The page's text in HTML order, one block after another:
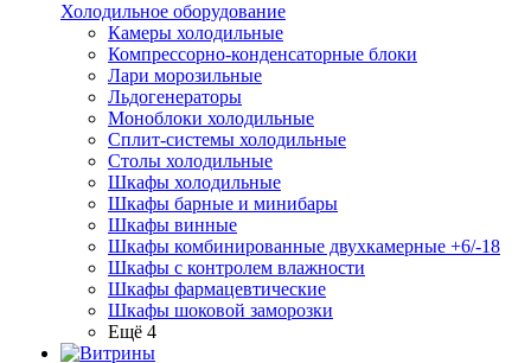
Холодильное оборудование
Камеры холодильные
Компрессорно-конденсаторные блоки
Лари морозильные
Льдогенераторы
Моноблоки холодильные
Сплит-системы холодильные
Столы холодильные
Шкафы холодильные
Шкафы барные и минибары
Шкафы винные
Шкафы комбинированные двухкамерные +6/-18
Шкафы с контролем влажности
Шкафы фармацевтические
Шкафы шоковой заморозки
Ещё 4